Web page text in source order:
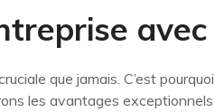
que jamais. C’est
les avantages